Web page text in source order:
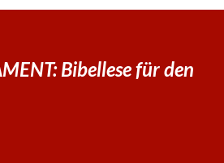
Bibellese für den